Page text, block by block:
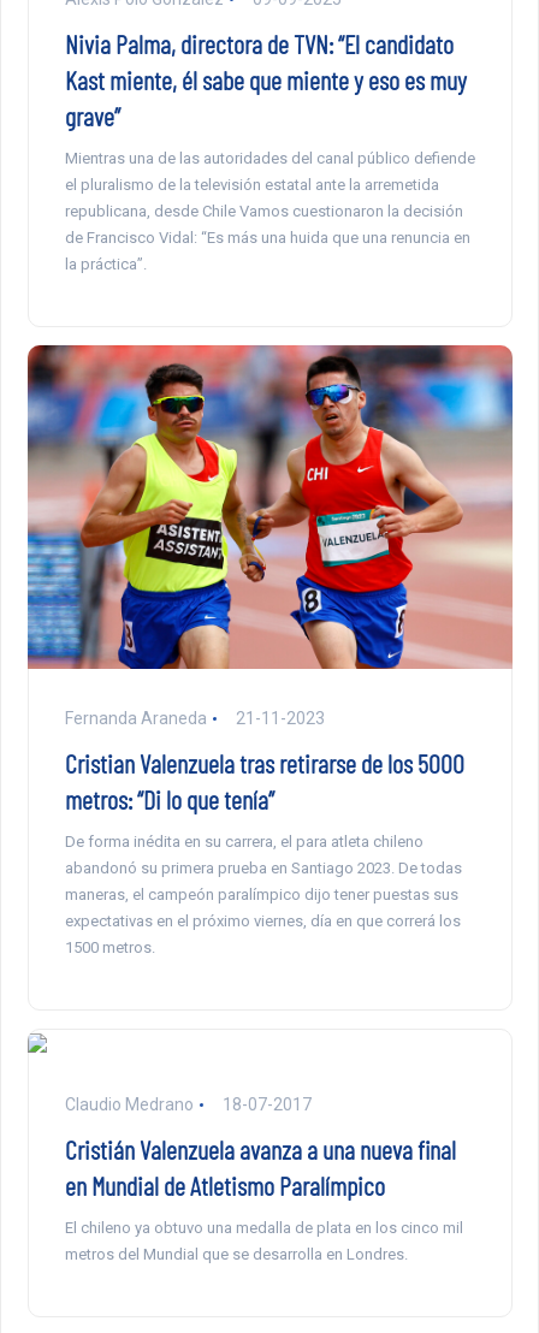
Nivia Palma, directora de TVN: “El candidato
Kast miente, él sabe que miente y eso es muy
grave”
Mientras una de las autoridades del canal público defiende
el pluralismo de la televisión estatal ante la arremetida
republicana, desde Chile Vamos cuestionaron la decisión
de Francisco Vidal: “Es más una huida que una renuncia en
la práctica”.
Fernanda Araneda 21-11-2023
Cristian Valenzuela tras retirarse de los 5000
metros: “Di lo que tenía”
De forma inédita en su carrera, el para atleta chileno
abandonó su primera prueba en Santiago 2023. De todas
maneras, el campeón paralímpico dijo tener puestas sus
expectativas en el próximo viernes, día en que correrá los
1500 metros.
Claudio Medrano 18-07-2017
Cristián Valenzuela avanza a una nueva final
en Mundial de Atletismo Paralímpico
El chileno ya obtuvo una medalla de plata en los cinco mil
metros del Mundial que se desarrolla en Londres.